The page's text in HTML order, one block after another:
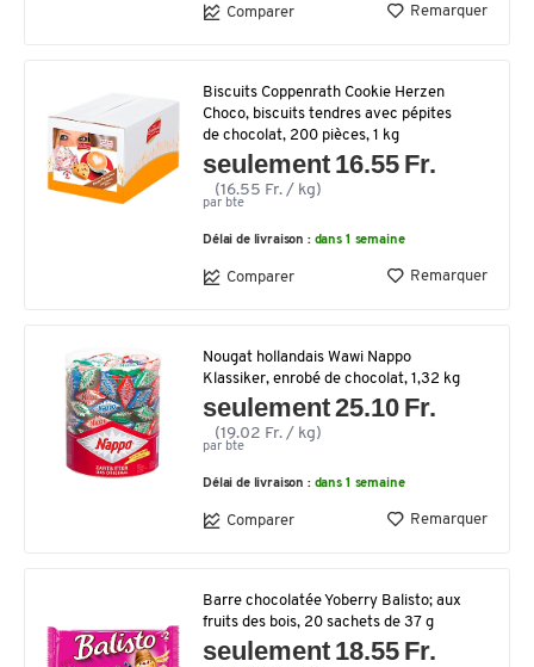
Comparer Remarquer
Biscuits Coppenrath Cookie Herzen
Choco, biscuits tendres avec pépites
de chocolat, 200 pièces, 1 kg
seulement 16.55 Fr.
(16.55 Fr. / kg)
par bte
Délai de livraison : dans 1 semaine
Comparer Remarquer
Nougat hollandais Wawi Nappo
Klassiker, enrobé de chocolat, 1,32 kg
seulement 25.10 Fr.
(19.02 Fr. / kg)
par bte
Délai de livraison : dans 1 semaine
Comparer Remarquer
Barre chocolatée Yoberry Balisto; aux
fruits des bois, 20 sachets de 37 g
seulement 18.55 Fr.